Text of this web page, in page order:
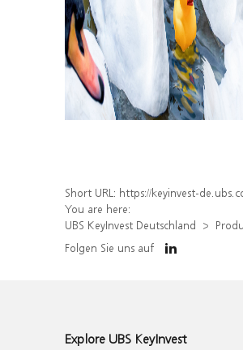
Short URL: https://keyinvest-de.ubs.com/produkt/detail/index/
You are here:
UBS KeyInvest Deutschland
Folgen Sie uns auf
Explore UBS KeyInvest